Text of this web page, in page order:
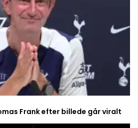
Frank efter billede går viralt